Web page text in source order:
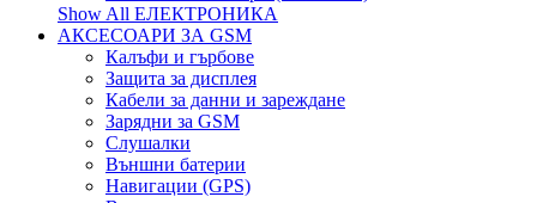
Show All ЕЛЕКТРОНИКА
АКСЕСОАРИ ЗА GSM
Калъфи и гърбове
Защита за дисплея
Кабели за данни и зареждане
Зарядни за GSM
Слушалки
Външни батерии
Навигации (GPS)